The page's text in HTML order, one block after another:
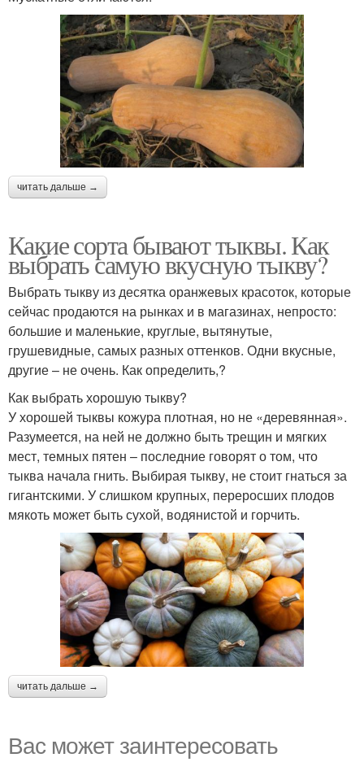
читать дальше →
Какие сорта бывают тыквы. Как
выбрать самую вкусную тыкву?
Выбрать тыкву из десятка оранжевых красоток, которые
сейчас продаются на рынках и в магазинах, непросто:
большие и маленькие, круглые, вытянутые,
грушевидные, самых разных оттенков. Одни вкусные,
другие – не очень. Как определить,?
Как выбрать хорошую тыкву?
У хорошей тыквы кожура плотная, но не «деревянная».
Разумеется, на ней не должно быть трещин и мягких
мест, темных пятен – последние говорят о том, что
тыква начала гнить. Выбирая тыкву, не стоит гнаться за
гигантскими. У слишком крупных, переросших плодов
мякоть может быть сухой, водянистой и горчить.
читать дальше →
Вас может заинтересовать